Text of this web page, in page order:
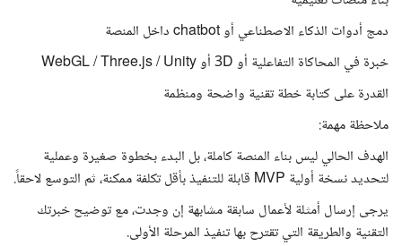
دمج أدوات الذكاء الاصطناعي أو chatbot داخل المنصة
خبرة في المحاكاة التفاعلية أو 3D أو WebGL / Three.js / Unity
القدرة على كتابة خطة تقنية واضحة ومنظمة
ملاحظة مهمة:
الهدف الحالي ليس بناء المنصة كاملة، بل البدء بخطوة صغيرة وعملية
لتحديد نسخة أولية MVP قابلة للتنفيذ بأقل تكلفة ممكنة، ثم التوسع لاحقاً.
يرجى إرسال أمثلة لأعمال سابقة مشابهة إن وجدت، مع توضيح خبرتك
التقنية والطريقة التي تقترح بها تنفيذ المرحلة الأولى.